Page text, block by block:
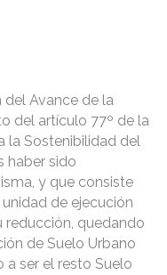
del Avance de la
del artículo 77º de la
la Sostenibilidad del
haber sido
y que consiste
de ejecución
reducción, quedando
de Suelo Urbano
a ser el resto Suelo